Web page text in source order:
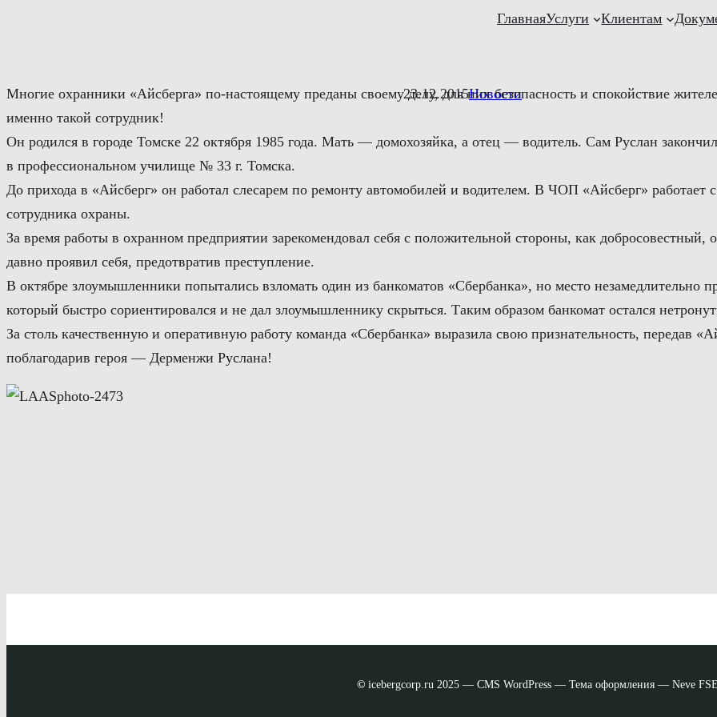
ГлавнаяУслуги Клиентам
23.12.2015Новости
Многие охранники «Айсберга» по-настоящему преданы своему делу, для них безопасность и спокойствие
именно такой сотрудник!
Он родился в городе Томске 22 октября 1985 года. Мать — домохозяйка, а отец — водитель. Сам Руслан
в профессиональном училище № 33 г. Томска.
До прихода в «Айсберг» он работал слесарем по ремонту автомобилей и водителем. В ЧОП «Айсберг» работает
сотрудника охраны.
За время работы в охранном предприятии зарекомендовал себя с положительной стороны, как
давно проявил себя, предотвратив преступление.
В октябре злоумышленники попытались взломать один из банкоматов «Сбербанка», но место
который быстро сориентировался и не дал злоумышленнику скрыться. Таким образом банкомат остался
За столь качественную и оперативную работу команда «Сбербанка» выразила свою признательность, передав
поблагодарив героя — Дерменжи Руслана!
© icebergcorp.ru 2025 — CMS WordPress — Тема оформления — Neve